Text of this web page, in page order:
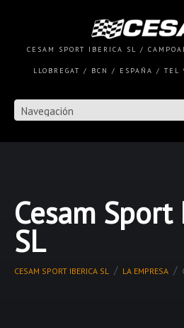
CESAM SPORT IBERICA SL /
LLOBREGAT / BCN / ESPAÑA /
Cesam
SL
CESAM SPORT IBERICA SL LA EMPRESA